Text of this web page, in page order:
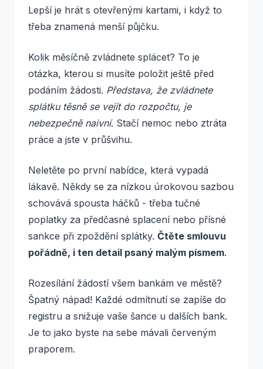
Lepší je hrát s otevřenými kartami, i když to
třeba znamená menší půjčku.
Kolik měsíčně zvládnete splácet? To je
otázka, kterou si musíte položit ještě před
podáním žádosti. Představa, že zvládnete
splátku těsně se vejít do rozpočtu, je
nebezpečně naivní. Stačí nemoc nebo ztráta
práce a jste v průšvihu.
Neletěte po první nabídce, která vypadá
lákavě. Někdy se za nízkou úrokovou sazbou
schovává spousta háčků - třeba tučné
poplatky za předčasné splacení nebo přísné
sankce při zpoždění splátky. Čtěte smlouvu
pořádně, i ten detail psaný malým písmem.
Rozesílání žádostí všem bankám ve městě?
Špatný nápad! Každé odmítnutí se zapíše do
registru a snižuje vaše šance u dalších bank.
Je to jako byste na sebe mávali červeným
praporem.